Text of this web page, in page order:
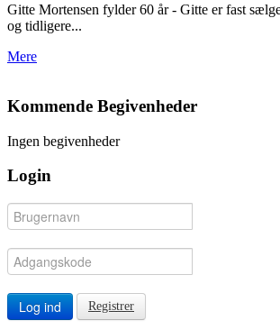
Gitte Mortensen fylder 60 år - Gitte er fast
og tidligere...
Mere
Kommende Begivenheder
Ingen begivenheder
Login
Log ind Registrer